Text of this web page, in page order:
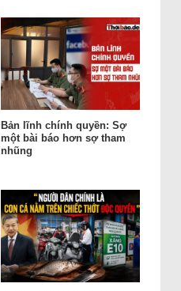
Bản lĩnh chính quyền: Sợ
một bài báo hơn sợ tham
nhũng